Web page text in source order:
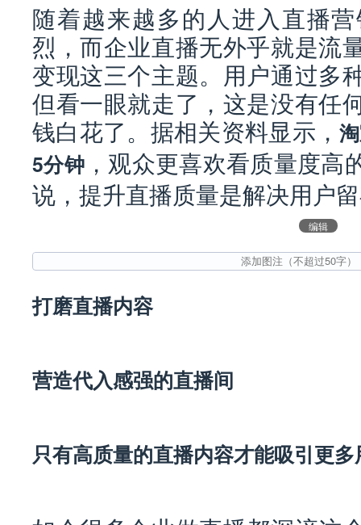
随着越来越多的人进入直播
烈，而企业直播无外乎就是流
变现这三个主题。用户通过多
但看一眼就走了，这是没有任
钱白花了。据相关资料显示，
5分钟 ，观众更喜欢看质量度
说，提升直播质量是解决用户
编辑
打磨直播内容
营造代入感强的直播间
只有高质量的直播内容才能吸引更